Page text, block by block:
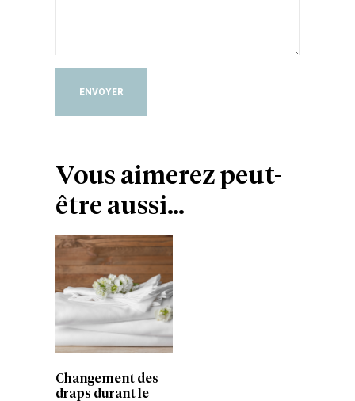
ENVOYER
Vous aimerez peut-
être aussi…
Changement des
draps durant le